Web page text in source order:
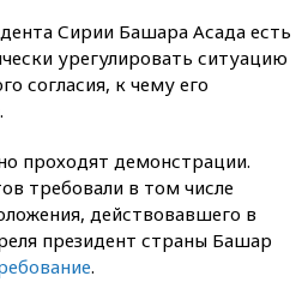
Сирии Башара Асада есть
урегулировать ситуацию
согласия, к чему его
проходят демонстрации.
требовали в том числе
действовавшего в
президент страны Башар
.